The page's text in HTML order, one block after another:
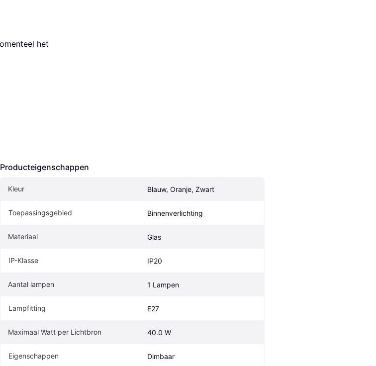
het
Producteigenschappen
Kleur Blauw, Oranje, Zwart
Toepassingsgebied Binnenverlichting
Materiaal Glas
IP-Klasse IP20
Aantal lampen 1 Lampen
Lampfitting E27
Maximaal Watt per Lichtbron 40.0 W
Eigenschappen Dimbaar